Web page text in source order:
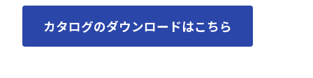
カタログのダウンロードはこちら